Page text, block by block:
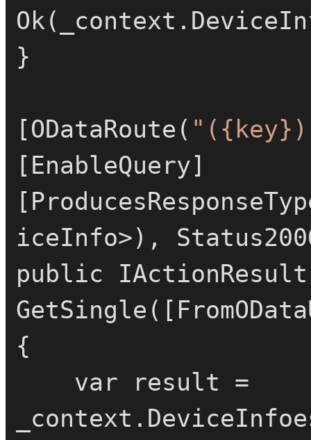
}
[ODataRoute(
[EnableQuery]
iceInfo>),
GetSingle
{